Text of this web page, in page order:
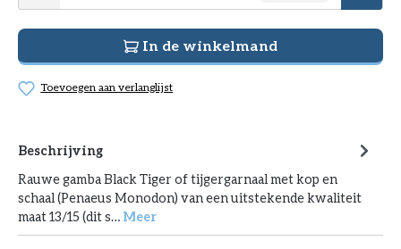
In de winkelmand
Toevoegen aan verlanglijst
Beschrijving
Rauwe gamba Black Tiger of tijgergarnaal met kop en
schaal (Penaeus Monodon) van een uitstekende kwaliteit
maat 13/15 (dit s… Meer